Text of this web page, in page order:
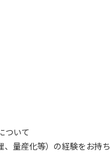
ついて
、量産化等）の経験をお持ち